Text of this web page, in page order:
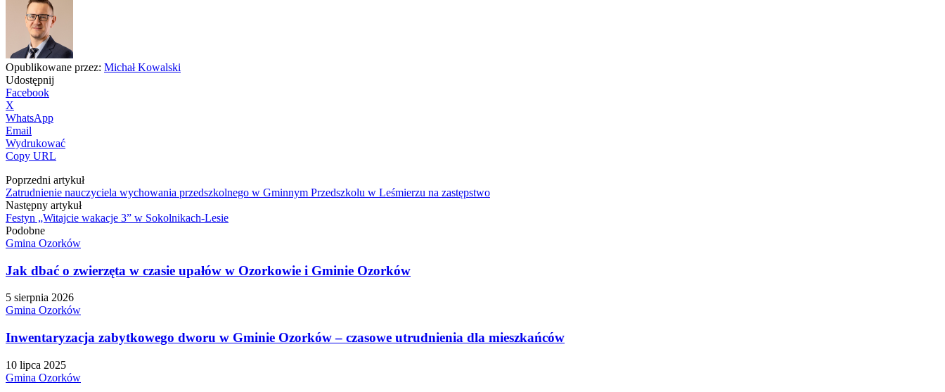
Opublikowane przez: Michał Kowalski
Udostępnij
Facebook
X
WhatsApp
Email
Wydrukować
Copy URL
Poprzedni artykuł
Zatrudnienie nauczyciela wychowania przedszkolnego w Gminnym Przedszkolu w Leśmierzu na zastępstwo
Następny artykuł
Festyn „Witajcie wakacje 3” w Sokolnikach-Lesie
Podobne
Gmina Ozorków
Jak dbać o zwierzęta w czasie upałów w Ozorkowie i Gminie Ozorków
5 sierpnia 2026
Gmina Ozorków
Inwentaryzacja zabytkowego dworu w Gminie Ozorków – czasowe utrudnienia dla mieszkańców
10 lipca 2025
Gmina Ozorków